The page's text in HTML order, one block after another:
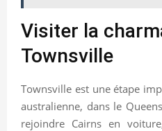
Visiter la
Townsville
Townsville est une étape
australienne, dans le
rejoindre Cairns en